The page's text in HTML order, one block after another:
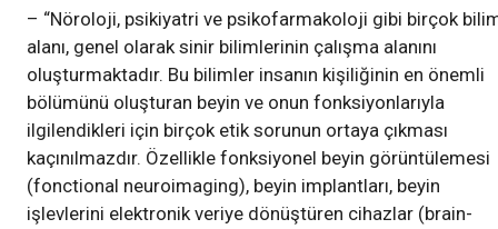
– “Nöroloji, psikiyatri ve psikofarmakoloji gibi birçok
alanı, genel olarak sinir bilimlerinin çalışma alanını
oluşturmaktadır. Bu bilimler insanın kişiliğinin en önemli
bölümünü oluşturan beyin ve onun fonksiyonlarıyla
ilgilendikleri için birçok etik sorunun ortaya çıkması
kaçınılmazdır. Özellikle fonksiyonel beyin görüntülemesi
(fonctional neuroimaging), beyin implantları, beyin
işlevlerini elektronik veriye dönüştüren cihazlar (brain-